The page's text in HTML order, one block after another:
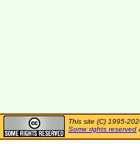
This site (C) 1995-
Some rights reserved